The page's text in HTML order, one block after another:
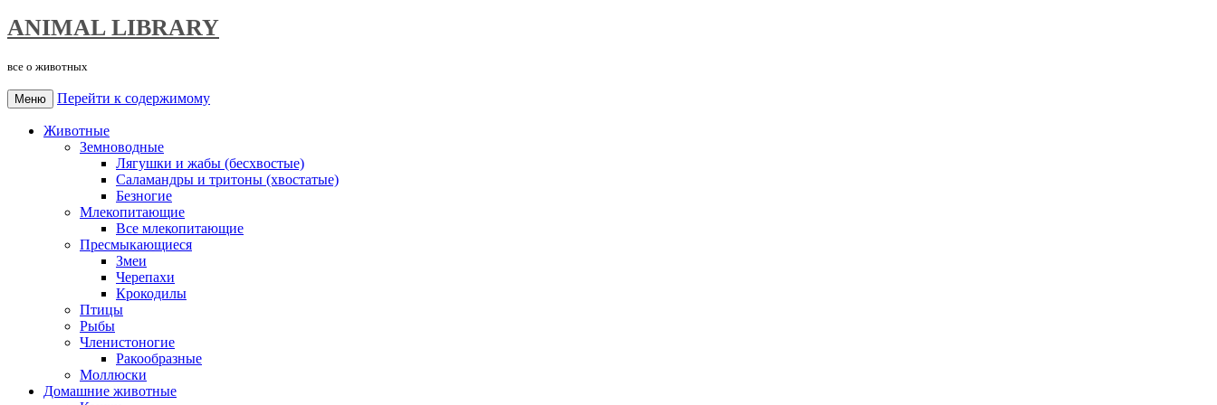
ANIMAL LIBRARY
все о животных
Меню Перейти к содержимому
Животные
Земноводные
Лягушки и жабы (бесхвостые)
Саламандры и тритоны (хвостатые)
Безногие
Млекопитающие
Все млекопитающие
Пресмыкающиеся
Змеи
Черепахи
Крокодилы
Птицы
Рыбы
Членистоногие
Ракообразные
Моллюски
Домашние животные